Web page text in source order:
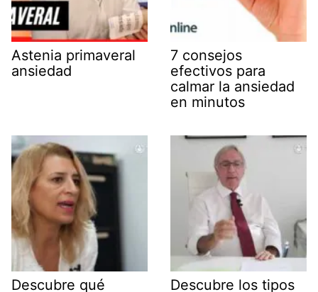
Astenia primaveral
ansiedad
7 consejos
efectivos para
calmar la ansiedad
en minutos
Descubre qué Descubre los tipos